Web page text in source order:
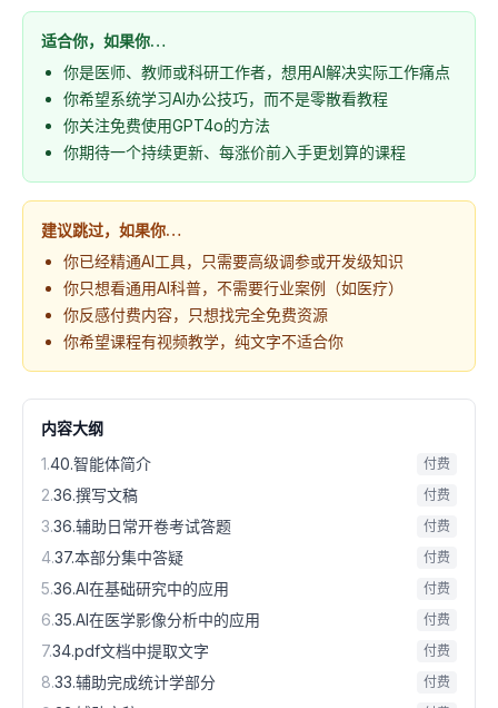
适合你，如果你…
你是医师、教师或科研工作者，想用AI解决实际工作痛点
你希望系统学习AI办公技巧，而不是零散看教程
你关注免费使用GPT4o的方法
你期待一个持续更新、每涨价前入手更划算的课程
建议跳过，如果你…
你已经精通AI工具，只需要高级调参或开发级知识
你只想看通用AI科普，不需要行业案例（如医疗）
你反感付费内容，只想找完全免费资源
你希望课程有视频教学，纯文字不适合你
内容大纲
1.40.智能体简介 付费
2.36.撰写文稿 付费
3.36.辅助日常开卷考试答题 付费
4.37.本部分集中答疑 付费
5.36.AI在基础研究中的应用 付费
6.35.AI在医学影像分析中的应用 付费
7.34.pdf文档中提取文字 付费
8.33.辅助完成统计学部分 付费